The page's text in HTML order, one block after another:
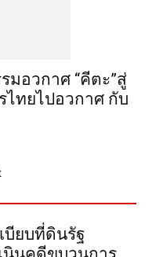
มอวกาศ “คีตะ”สู่
ทยไปอวกาศ กับ
บียบที่ดินรัฐ